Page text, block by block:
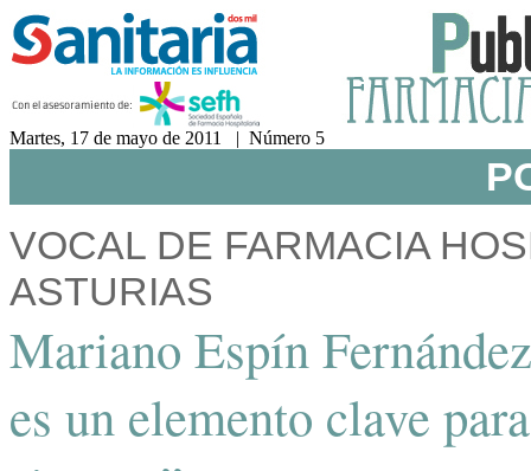
Martes, 17 de mayo de 2011 | Número 5
VOCAL DE FARMACIA
ASTURIAS
Mariano Espín
es un elemento clave